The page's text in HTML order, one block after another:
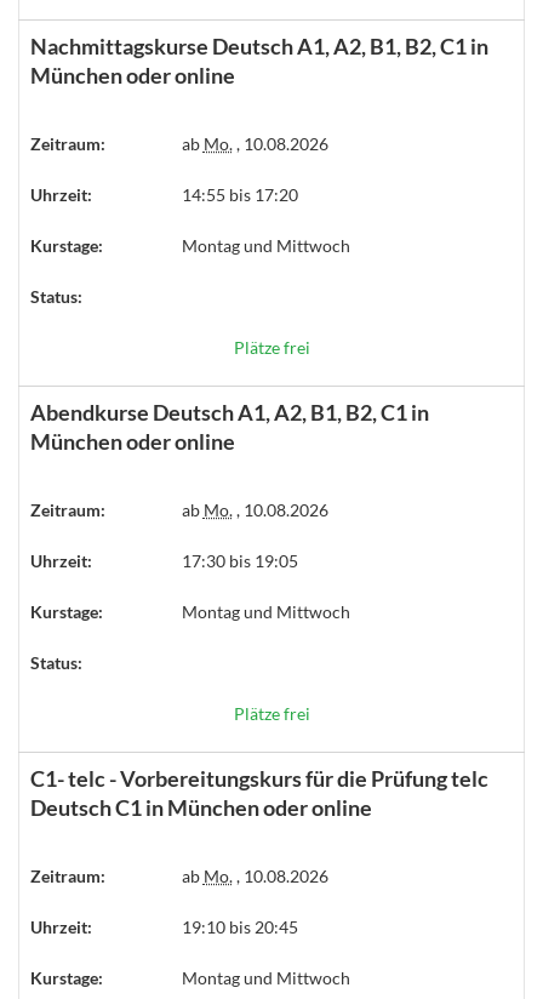
Nachmittagskurse Deutsch A1, A2, B1, B2, C1 in
München oder online
Zeitraum: ab Mo., 10.08.2026
Uhrzeit: 14:55 bis 17:20
Kurstage: Montag und Mittwoch
Status:
Plätze frei
Abendkurse Deutsch A1, A2, B1, B2, C1 in
München oder online
Zeitraum: ab Mo., 10.08.2026
Uhrzeit: 17:30 bis 19:05
Kurstage: Montag und Mittwoch
Status:
Plätze frei
C1- telc - Vorbereitungskurs für die Prüfung telc
Deutsch C1 in München oder online
Zeitraum: ab Mo., 10.08.2026
Uhrzeit: 19:10 bis 20:45
Kurstage: Montag und Mittwoch